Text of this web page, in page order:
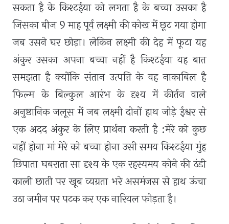
सकता है के किश्टईया को लगता है के बच्चा उसका है
जिसका बीज 9 माह पूर्व लक्ष्मी की कोख में छूट गया होगा
जब उसने घर छोड़ा। लेकिन लक्ष्मी की देह में फूटा यह
अंकुर उसका अपना बच्चा नहीं है किश्टईया यह बात
समझता है क्योंकि संतान उत्पत्ति के वह नाकाबिल है
फिल्म के बिल्कुल आरंभ के दृश्य में कीर्तन वाले
अनुष्ठानिक जलूस में जब लक्ष्मी दोनों हाथ जोड़े ईश्वर से
एक अदद अंकुर के लिए प्रार्थना करती है :मेरे को कुछ
नहीं होना मां मेरे को बच्चा होना उसी समय किश्टईया मुंह
छिपाता घबराता सा दृश्य के एक रहस्यमय कोने की ठंडी
काली छाती पर खूब व्यग्रता भरे असमंजस से हाथ ऊंचा
उठा जमीन पर पटक कर एक नारियल फोड़ता है।